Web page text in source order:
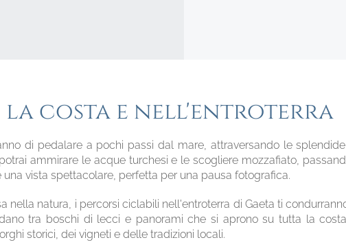
la costa e nell'entroterra
di pedalare a pochi passi dal mare, attraversando le
ammirare le acque turchesi e le scogliere mozzafiato,
vista spettacolare, perfetta per una pausa fotografica.
nella natura, i percorsi ciclabili nell'entroterra di Gaeta ti
tra boschi di lecci e panorami che si aprono su tutta la
storici, dei vigneti e delle tradizioni locali.